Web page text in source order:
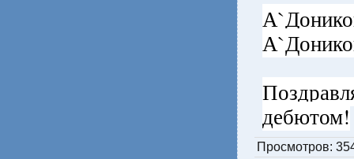
дебютом!
Просмотров: